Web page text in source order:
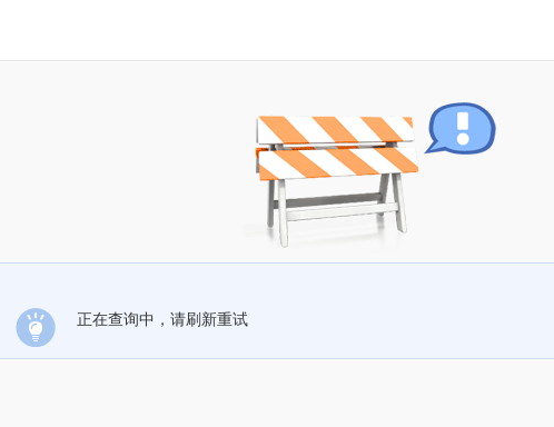
正在查询中，请刷新重试